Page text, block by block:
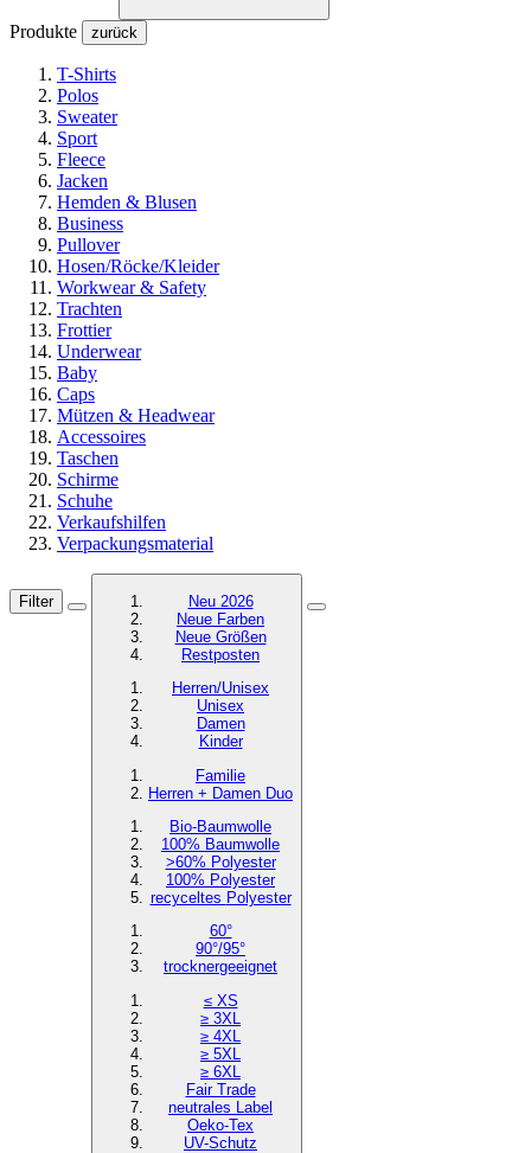
Produkte zurück
T-Shirts
Polos
Sweater
Sport
Fleece
Jacken
Hemden & Blusen
Business
Pullover
Hosen/Röcke/Kleider
Workwear & Safety
Trachten
Frottier
Underwear
Baby
Caps
Mützen & Headwear
Accessoires
Taschen
Schirme
Schuhe
Verkaufshilfen
Verpackungsmaterial
Filter
Neu 2026
Neue Farben
Neue Größen
Restposten
Herren/Unisex
Unisex
Damen
Kinder
Familie
Herren + Damen Duo
Bio-Baumwolle
100% Baumwolle
>60% Polyester
100% Polyester
recyceltes Polyester
60°
90°/95°
trocknergeeignet
≤ XS
≥ 3XL
≥ 4XL
≥ 5XL
≥ 6XL
Fair Trade
neutrales Label
Oeko-Tex
UV-Schutz